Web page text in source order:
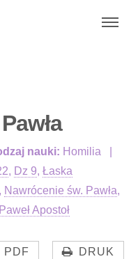
nauki: Homilia
, Dz 9, Łaska
, Nawrócenie św. Pawła,
Apostoł
PDF DRUK